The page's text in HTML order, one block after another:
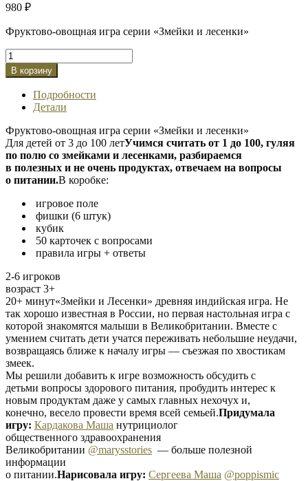
980 ₽
Фруктово-овощная игра серии «Змейки и лесенки»
Количество
товара
Игра
«Вверх
В корзину
Подробности
Детали
Фруктово-овощная игра серии «Змейки и лесенки»
Для детей от 3 до 100 летУчимся считать от 1 до 100, гуляя
по полю со змейками и лесенками, разбираемся
в полезных и не очень продуктах, отвечаем на вопросы
о питании.В коробке:
игровое поле
фишки (6 штук)
кубик
50 карточек с вопросами
правила игры + ответы
2-6 игроков
возраст 3+
20+ минут«Змейки и Лесенки» древняя индийская игра. Не
так хорошо известная в России, но первая настольная игра с
которой знакомятся малыши в Великобритании. Вместе с
умением считать дети учатся переживать небольшие неудачи,
возвращаясь ближе к началу игры — съезжая по хвостикам
змеек.
Мы решили добавить к игре возможность обсудить с
детьми вопросы здорового питания, пробудить интерес к
новым продуктам даже у самых главных нехочух и,
конечно, весело провести время всей семьей.Придумала
игру: Кардакова Маша нутрициолог
общественного здравоохранения
Великобритании @marysstories — больше полезной
информации
о питании.Нарисовала игру: Сергеева Маша @poppismic